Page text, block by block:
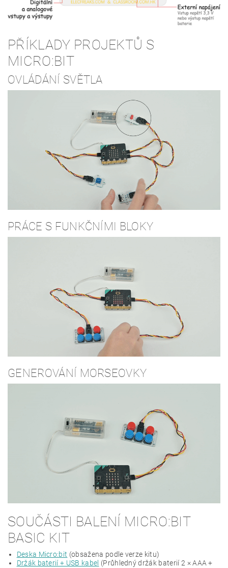
PŘÍKLADY PROJEKTŮ S
MICRO:BIT
OVLÁDÁNÍ SVĚTLA
PRÁCE S FUNKČNÍMI BLOKY
GENEROVÁNÍ MORSEOVKY
SOUČÁSTI BALENÍ MICRO:BIT
BASIC KIT
Deska Micro:bit (obsažena podle verze kitu)
Držák baterií + USB kabel (Průhledný držák baterií 2 × AAA +